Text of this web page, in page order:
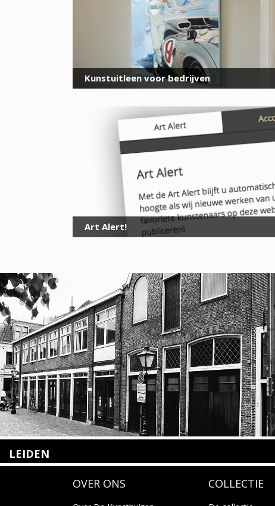
Kunstuitleen voor bedrijven
Art Alert!
LEIDEN
OVER ONS COLLECTIE